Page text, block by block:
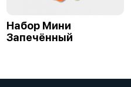
Набор Мини
Запечённый